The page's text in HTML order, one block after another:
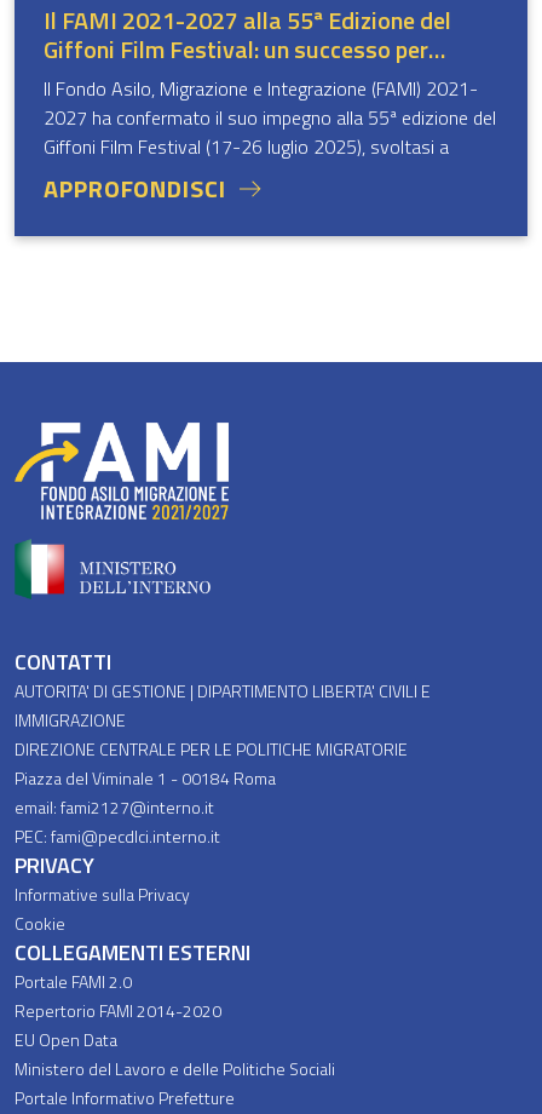
Il FAMI 2021-2027 alla 55ª Edizione del
Giffoni Film Festival: un successo per
l’inclusione e il dialogo con le nuove
generazioni
Il Fondo Asilo, Migrazione e Integrazione (FAMI) 2021-
2027 ha confermato il suo impegno alla 55ª edizione del
Giffoni Film Festival (17-26 luglio 2025), svoltasi a
Giffoni Valle Piana (SA).
APPROFONDISCI
Piè di pagina
CONTATTI
AUTORITA' DI GESTIONE | DIPARTIMENTO LIBERTA' CIVILI E
IMMIGRAZIONE
DIREZIONE CENTRALE PER LE POLITICHE MIGRATORIE
Piazza del Viminale 1 - 00184 Roma
email: fami2127@interno.it
PEC: fami@pecdlci.interno.it
PRIVACY
Informative sulla Privacy
Cookie
COLLEGAMENTI ESTERNI
Portale FAMI 2.0
Repertorio FAMI 2014-2020
EU Open Data
Ministero del Lavoro e delle Politiche Sociali
Portale Informativo Prefetture